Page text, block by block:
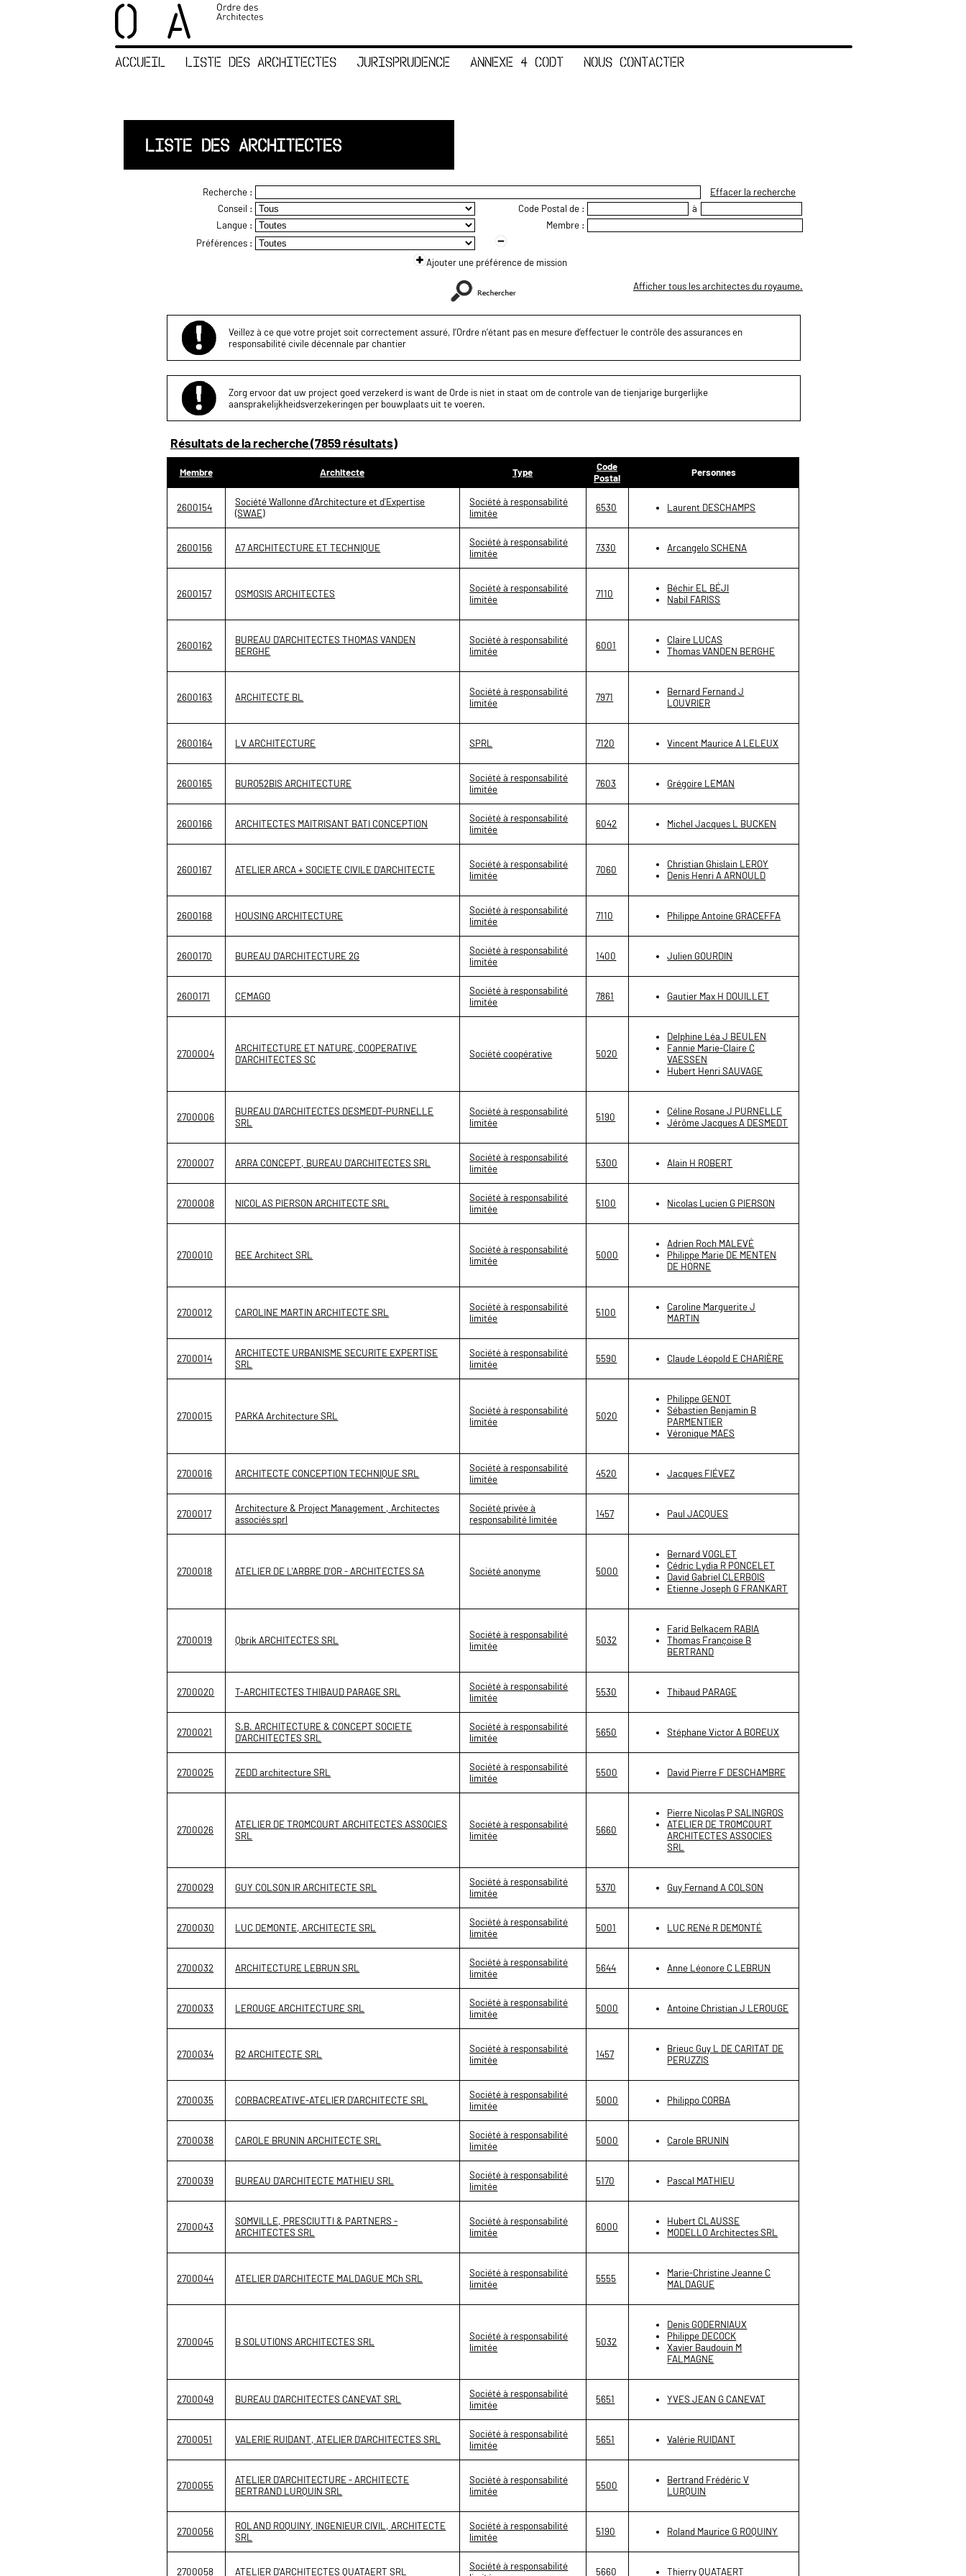
ACCUEIL LISTE DES ARCHITECTES JURISPRUDENCE ANNEXE 4 CODT NOUS CONTACTER
LISTE DES ARCHITECTES
Recherche :
Effacer la recherche
Conseil :
Code Postal de :
à
Langue :
Membre :
Préférences :
Ajouter une préférence de mission
Afficher tous les architectes du royaume.
Veillez à ce que votre projet soit correctement assuré, l’Ordre n’étant pas en mesure d’effectuer le contrôle des assurances en
responsabilité civile décennale par chantier
Zorg ervoor dat uw project goed verzekerd is want de Orde is niet in staat om de controle van de tienjarige burgerlijke
aansprakelijkheidsverzekeringen per bouwplaats uit te voeren.
Résultats de la recherche (7859 résultats)
Membre Architecte Type
Code
Postal
Personnes
2600154
Société Wallonne d'Architecture et d'Expertise
(SWAE)
Société à responsabilité
limitée
6530 Laurent DESCHAMPS
2600156 A7 ARCHITECTURE ET TECHNIQUE
Société à responsabilité
limitée
7330 Arcangelo SCHENA
2600157 OSMOSIS ARCHITECTES
Société à responsabilité
limitée
7110
Béchir EL BÉJI
Nabil FARISS
2600162
BUREAU D'ARCHITECTES THOMAS VANDEN
BERGHE
Société à responsabilité
limitée
6001
Claire LUCAS
Thomas VANDEN BERGHE
2600163 ARCHITECTE BL
Société à responsabilité
limitée
7971
Bernard Fernand J
LOUVRIER
2600164 LV ARCHITECTURE SPRL 7120 Vincent Maurice A LELEUX
2600165 BURO52BIS ARCHITECTURE
Société à responsabilité
limitée
7603 Grégoire LEMAN
2600166 ARCHITECTES MAITRISANT BATI CONCEPTION
Société à responsabilité
limitée
6042 Michel Jacques L BUCKEN
2600167 ATELIER ARCA + SOCIETE CIVILE D'ARCHITECTE
Société à responsabilité
limitée
7060
Christian Ghislain LEROY
Denis Henri A ARNOULD
2600168 HOUSING ARCHITECTURE
Société à responsabilité
limitée
7110 Philippe Antoine GRACEFFA
2600170 BUREAU D'ARCHITECTURE 2G
Société à responsabilité
limitée
1400 Julien GOURDIN
2600171 CEMAGO
Société à responsabilité
limitée
7861 Gautier Max H DOUILLET
2700004
ARCHITECTURE ET NATURE, COOPERATIVE
D'ARCHITECTES SC
Société coopérative 5020
Delphine Léa J BEULEN
Fannie Marie-Claire C
VAESSEN
Hubert Henri SAUVAGE
2700006
BUREAU D'ARCHITECTES DESMEDT-PURNELLE
SRL
Société à responsabilité
limitée
5190
Céline Rosane J PURNELLE
Jérôme Jacques A DESMEDT
2700007 ARRA CONCEPT, BUREAU D'ARCHITECTES SRL
Société à responsabilité
limitée
5300 Alain H ROBERT
2700008 NICOLAS PIERSON ARCHITECTE SRL
Société à responsabilité
limitée
5100 Nicolas Lucien G PIERSON
2700010 BEE Architect SRL
Société à responsabilité
limitée
5000
Adrien Roch MALEVÉ
Philippe Marie DE MENTEN
DE HORNE
2700012 CAROLINE MARTIN ARCHITECTE SRL
Société à responsabilité
limitée
5100
Caroline Marguerite J
MARTIN
2700014
ARCHITECTE URBANISME SECURITE EXPERTISE
SRL
Société à responsabilité
limitée
5590 Claude Léopold E CHARIÈRE
2700015 PARKA Architecture SRL
Société à responsabilité
limitée
5020
Philippe GENOT
Sébastien Benjamin B
PARMENTIER
Véronique MAES
2700016 ARCHITECTE CONCEPTION TECHNIQUE SRL
Société à responsabilité
limitée
4520 Jacques FIÉVEZ
2700017
Architecture & Project Management , Architectes
associés sprl
Société privée à
responsabilité limitée
1457 Paul JACQUES
2700018 ATELIER DE L'ARBRE D'OR - ARCHITECTES SA Société anonyme 5000
Bernard VOGLET
Cédric Lydia R PONCELET
David Gabriel CLERBOIS
Etienne Joseph G FRANKART
2700019 Qbrik ARCHITECTES SRL
Société à responsabilité
limitée
5032
Farid Belkacem RABIA
Thomas Françoise B
BERTRAND
2700020 T-ARCHITECTES THIBAUD PARAGE SRL
Société à responsabilité
limitée
5530 Thibaud PARAGE
2700021
S.B. ARCHITECTURE & CONCEPT SOCIETE
D'ARCHITECTES SRL
Société à responsabilité
limitée
5650 Stéphane Victor A BOREUX
2700025 ZEDD architecture SRL
Société à responsabilité
limitée
5500 David Pierre F DESCHAMBRE
2700026
ATELIER DE TROMCOURT ARCHITECTES ASSOCIES
SRL
Société à responsabilité
limitée
5660
Pierre Nicolas P SALINGROS
ATELIER DE TROMCOURT
ARCHITECTES ASSOCIES
SRL
2700029 GUY COLSON IR ARCHITECTE SRL
Société à responsabilité
limitée
5370 Guy Fernand A COLSON
2700030 LUC DEMONTE, ARCHITECTE SRL
Société à responsabilité
limitée
5001 LUC RENé R DEMONTÉ
2700032 ARCHITECTURE LEBRUN SRL
Société à responsabilité
limitée
5644 Anne Léonore C LEBRUN
2700033 LEROUGE ARCHITECTURE SRL
Société à responsabilité
limitée
5000 Antoine Christian J LEROUGE
2700034 B2 ARCHITECTE SRL
Société à responsabilité
limitée
1457
Brieuc Guy L DE CARITAT DE
PERUZZIS
2700035 CORBACREATIVE-ATELIER D'ARCHITECTE SRL
Société à responsabilité
limitée
5000 Philippo CORBA
2700038 CAROLE BRUNIN ARCHITECTE SRL
Société à responsabilité
limitée
5000 Carole BRUNIN
2700039 BUREAU D'ARCHITECTE MATHIEU SRL
Société à responsabilité
limitée
5170 Pascal MATHIEU
2700043
SOMVILLE, PRESCIUTTI & PARTNERS -
ARCHITECTES SRL
Société à responsabilité
limitée
6000
Hubert CLAUSSE
MODELLO Architectes SRL
2700044 ATELIER D'ARCHITECTE MALDAGUE MCh SRL
Société à responsabilité
limitée
5555
Marie-Christine Jeanne C
MALDAGUE
2700045 B SOLUTIONS ARCHITECTES SRL
Société à responsabilité
limitée
5032
Denis GODERNIAUX
Philippe DECOCK
Xavier Baudouin M
FALMAGNE
2700049 BUREAU D'ARCHITECTES CANEVAT SRL
Société à responsabilité
limitée
5651 YVES JEAN G CANEVAT
2700051 VALERIE RUIDANT, ATELIER D'ARCHITECTES SRL
Société à responsabilité
limitée
5651 Valérie RUIDANT
2700055
ATELIER D'ARCHITECTURE - ARCHITECTE
BERTRAND LURQUIN SRL
Société à responsabilité
limitée
5500
Bertrand Frédéric V
LURQUIN
2700056
ROLAND ROQUINY, INGENIEUR CIVIL, ARCHITECTE
SRL
Société à responsabilité
limitée
5190 Roland Maurice G ROQUINY
2700058 ATELIER D'ARCHITECTES QUATAERT SRL
Société à responsabilité
5660 Thierry QUATAERT